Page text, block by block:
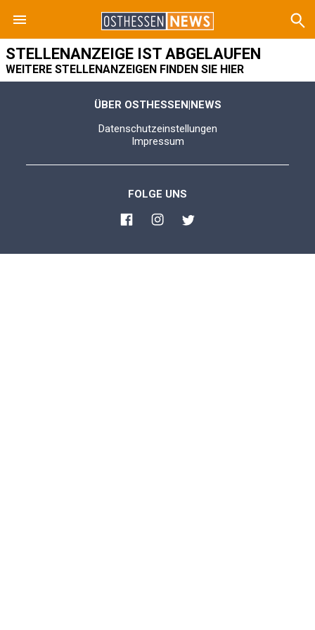
STELLENANZEIGE IST ABGELAUFEN
WEITERE STELLENANZEIGEN FINDEN SIE HIER
ÜBER OSTHESSEN|NEWS
Datenschutzeinstellungen
Impressum
FOLGE UNS